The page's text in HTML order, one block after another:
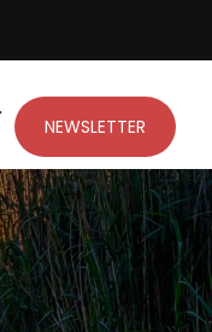
NEWSLETTER